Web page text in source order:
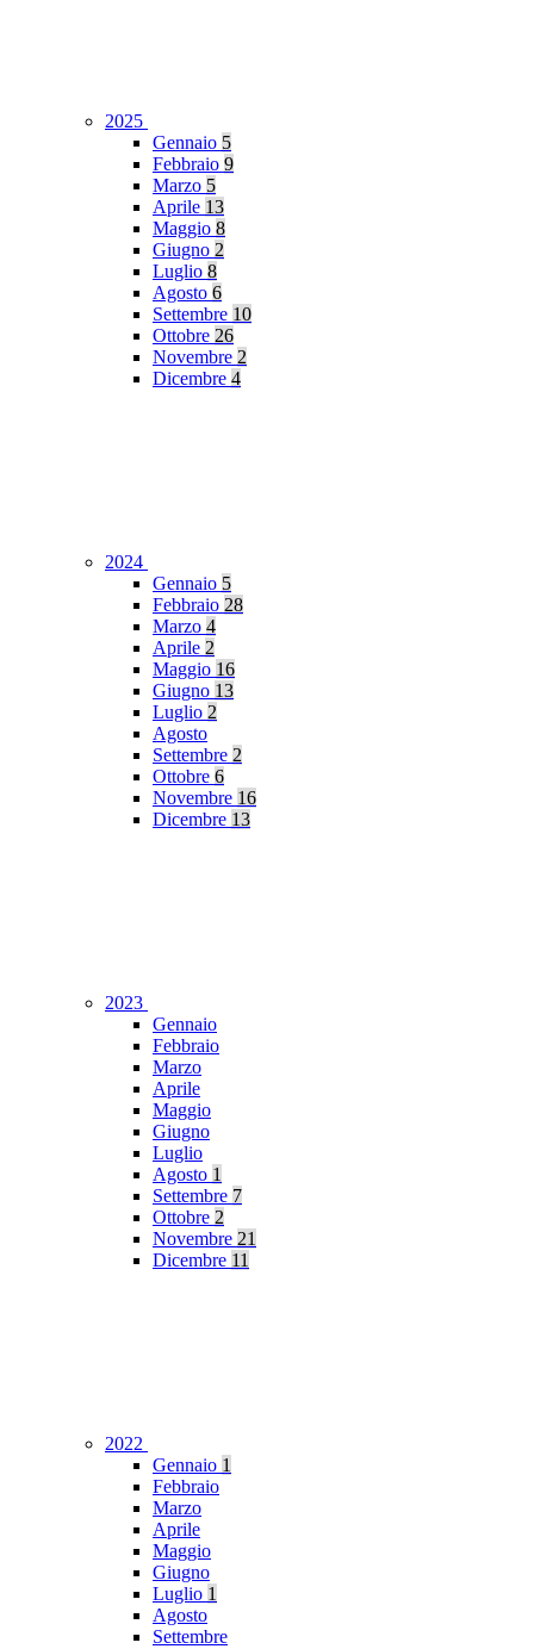
2025
Gennaio 5
Febbraio 9
Marzo 5
Aprile 13
Maggio 8
Giugno 2
Luglio 8
Agosto 6
Settembre 10
Ottobre 26
Novembre 2
Dicembre 4
2024
Gennaio 5
Febbraio 28
Marzo 4
Aprile 2
Maggio 16
Giugno 13
Luglio 2
Agosto
Settembre 2
Ottobre 6
Novembre 16
Dicembre 13
2023
Gennaio
Febbraio
Marzo
Aprile
Maggio
Giugno
Luglio
Agosto 1
Settembre 7
Ottobre 2
Novembre 21
Dicembre 11
2022
Gennaio 1
Febbraio
Marzo
Aprile
Maggio
Giugno
Luglio 1
Agosto
Settembre